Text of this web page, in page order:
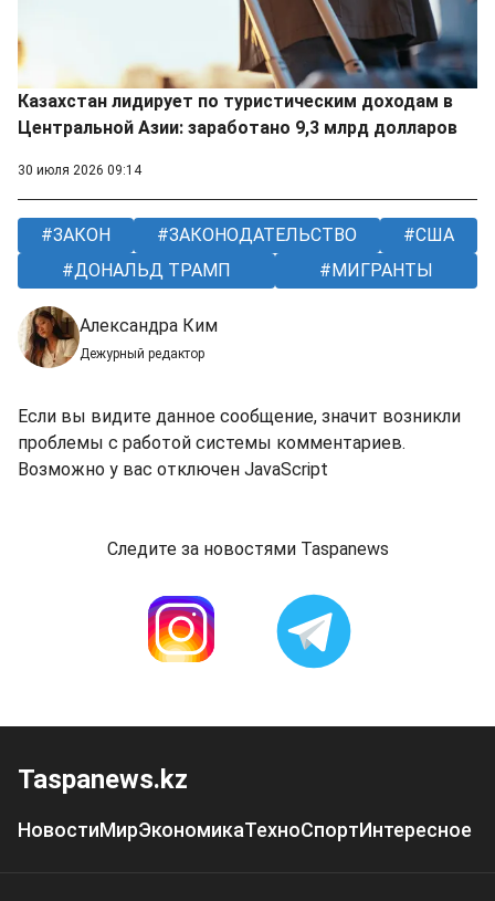
Казахстан лидирует по туристическим доходам в
Центральной Азии: заработано 9,3 млрд долларов
30 июля 2026 09:14
ЗАКОН ЗАКОНОДАТЕЛЬСТВО
США
ДОНАЛЬД ТРАМП
МИГРАНТЫ
Александра Ким
Дежурный редактор
Если вы видите данное сообщение, значит возникли
проблемы с работой системы комментариев.
Возможно у вас отключен JavaScript
Следите за новостями Taspanews
Taspanews.kz
НовостиМирЭкономикаТехноСпортИнтересное